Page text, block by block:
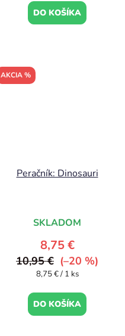
DO KOŠÍKA
AKCIA %
Peračník: Dinosauri
SKLADOM
8,75 €
10,95 € (–20 %)
Jednotková
8,75 € / 1 ks
DO KOŠÍKA